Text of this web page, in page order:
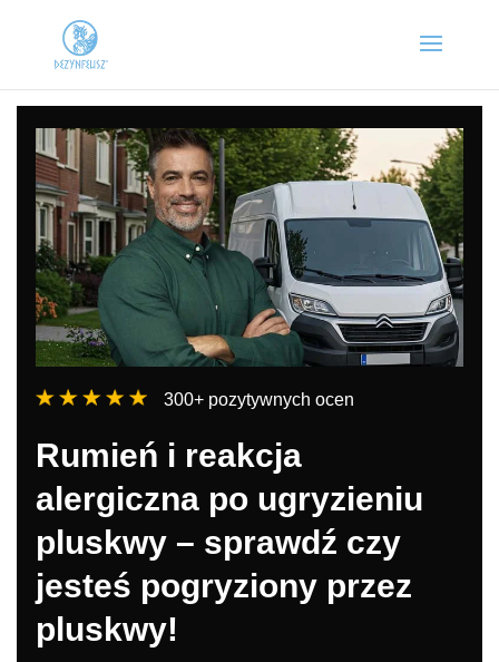
300+ pozytywnych ocen
Rumień i reakcja
alergiczna po ugryzieniu
pluskwy – sprawdź czy
jesteś pogryziony przez
pluskwy!